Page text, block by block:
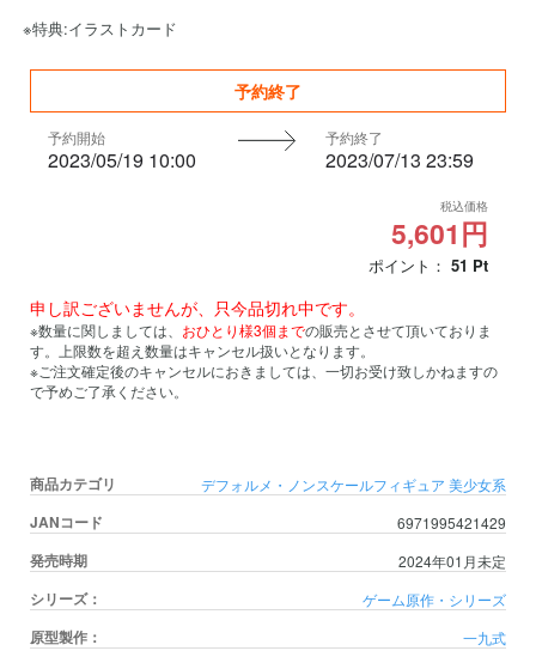
※特典:イラストカード
予約終了
予約開始
2023/05/19 10:00
予約終了
2023/07/13 23:59
税込価格
5,601円
ポイント： 51 Pt
申し訳ございませんが、只今品切れ中です。
※数量に関しましては、 おひとり様3個までの販売とさせて頂いておりま
す。上限数を超え数量はキャンセル扱いとなります。
※ご注文確定後のキャンセルにおきましては、一切お受け致しかねますの
で予めご了承ください。
商品カテゴリ デフォルメ・ノンスケールフィギュア 美少女系
JANコード 6971995421429
発売時期 2024年01月未定
シリーズ： ゲーム原作・シリーズ
原型製作： 一九式